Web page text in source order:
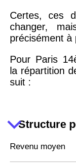
Certes, ces
changer,
précisément à
Pour Paris
la répartition
suit :
Structure
Revenu moyen